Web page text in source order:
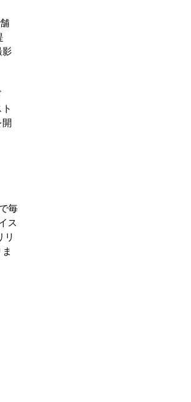
影
毎
ス
リ